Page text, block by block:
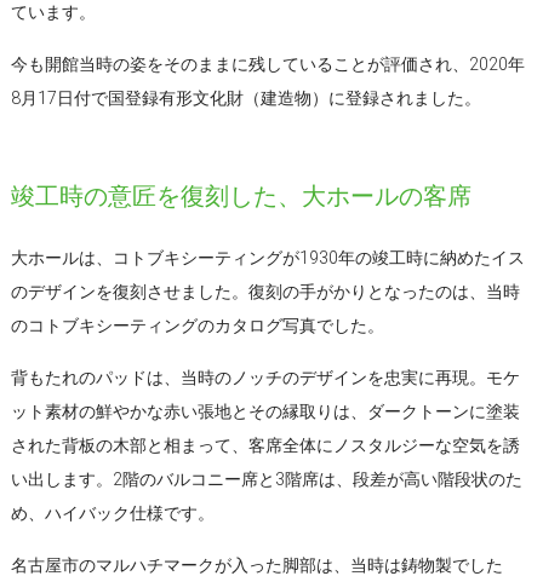
ています。
今も開館当時の姿をそのままに残していることが評価され、2020年
8月17日付で国登録有形文化財（建造物）に登録されました。
竣工時の意匠を復刻した、大ホールの客席
大ホールは、コトブキシーティングが1930年の竣工時に納めたイス
のデザインを復刻させました。復刻の手がかりとなったのは、当時
のコトブキシーティングのカタログ写真でした。
背もたれのパッドは、当時のノッチのデザインを忠実に再現。モケ
ット素材の鮮やかな赤い張地とその縁取りは、ダークトーンに塗装
された背板の木部と相まって、客席全体にノスタルジーな空気を誘
い出します。2階のバルコニー席と3階席は、段差が高い階段状のた
め、ハイバック仕様です。
名古屋市のマルハチマークが入った脚部は、当時は鋳物製でした